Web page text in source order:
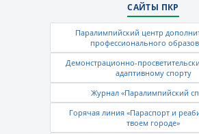
САЙТЫ ПКР
Паралимпийский центр
профессионального
Демонстрационно-
адаптивному спорту
Журнал «Паралимпийский
Горячая линия «Параспорт и
твоем городе»